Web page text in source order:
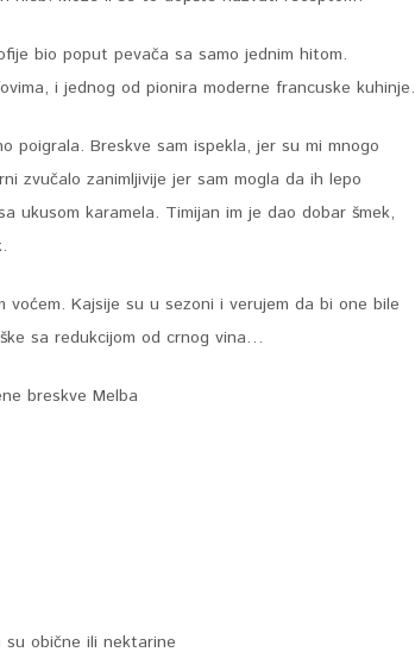
bio poput pevača sa samo jednim hitom.
i jednog od pionira moderne francuske kuhinje.
poigrala. Breskve sam ispekla, jer su mi mnogo
zvučalo zanimljivije jer sam mogla da ih lepo
ukusom karamela. Timijan im je dao dobar šmek,
Kajsije su u sezoni i verujem da bi one bile
sa redukcijom od crnog vina…
obične ili nektarine